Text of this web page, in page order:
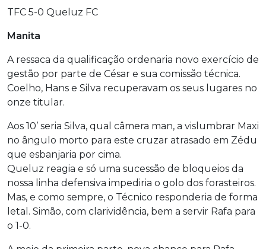
TFC 5-0 Queluz FC
Manita
A ressaca da qualificação ordenaria novo exercício de
gestão por parte de César e sua comissão técnica.
Coelho, Hans e Silva recuperavam os seus lugares no
onze titular.
Aos 10’ seria Silva, qual câmera man, a vislumbrar Maxi
no ângulo morto para este cruzar atrasado em Zédu
que esbanjaria por cima.
Queluz reagia e só uma sucessão de bloqueios da
nossa linha defensiva impediria o golo dos forasteiros.
Mas, e como sempre, o Técnico responderia de forma
letal. Simão, com clarividência, bem a servir Rafa para
o 1-0.